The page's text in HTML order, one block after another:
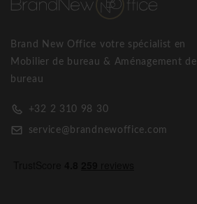
Brand New Office votre spécialist en
Mobilier de bureau & Aménagement de
bureau
+32 2 310 98 30
service@brandnewoffice.com